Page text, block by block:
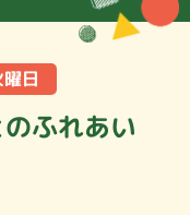
日
ふれあい